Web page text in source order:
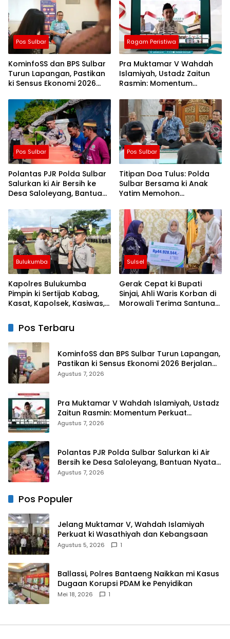
Pos Sulbar
KominfoSS dan BPS Sulbar
Turun Lapangan, Pastikan
ki Sensus Ekonomi 2026
Akurat
Ragam Peristiwa
Pra Muktamar V Wahdah
Islamiyah, Ustadz Zaitun
Rasmin: Momentum
Evaluasi Perjalanan
Dakwah
Pos Sulbar
Polantas PJR Polda Sulbar
Salurkan ki Air Bersih ke
Desa Saloleyang, Bantuan
Kemarau
Pos Sulbar
Titipan Doa Tulus: Polda
Sulbar Bersama ki Anak
Yatim Memohon
Negeri
Bulukumba
Kapolres Bulukumba
Pimpin ki Sertijab Kabag,
Kasat, Kapolsek, Kasiwas,
Sulsel
Gerak Cepat ki Bupati
Sinjai, Ahli Waris Korban di
Morowali Terima Santunan
Pos Terbaru
KominfoSS dan BPS Sulbar Turun Lapangan,
Pastikan ki Sensus Ekonomi 2026 Berjalan
Nyaman dan Akurat
Agustus 7, 2026
Pra Muktamar V Wahdah Islamiyah, Ustadz
Zaitun Rasmin: Momentum Perkuat
Konsolidasi dan Evaluasi Perjalanan
Agustus 7, 2026
Polantas PJR Polda Sulbar Salurkan ki Air
Bersih ke Desa Saloleyang, Bantuan Nyata
di Tengah Musim Kemarau
Agustus 7, 2026
Pos Populer
Jelang Muktamar V, Wahdah Islamiyah
Perkuat ki Wasathiyah dan Kebangsaan
Agustus 5, 2026 1
Ballassi, Polres Bantaeng Naikkan mi Kasus
Dugaan Korupsi PDAM ke Penyidikan
Mei 18, 2026 1